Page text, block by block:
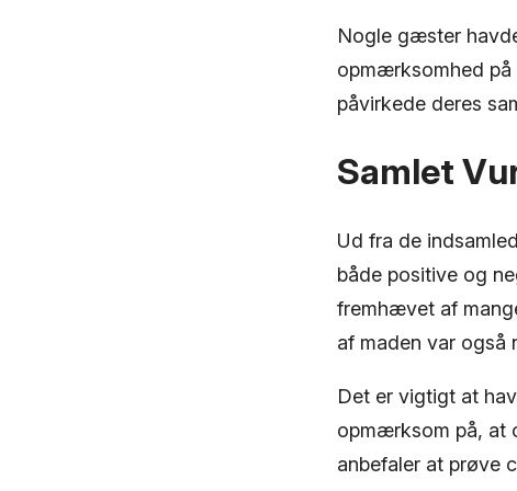
Nogle gæster
opmærksomhed på
påvirkede deres
Samlet
Ud fra de
både positive og
fremhævet af
af maden var også
Det er vigtigt at
opmærksom på, at
anbefaler at prøve